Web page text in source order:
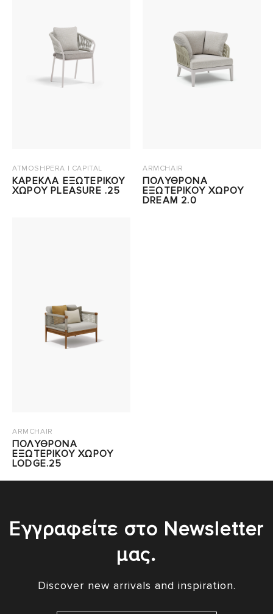
ATMOSHPERA | CAPITAL
ΚΑΡΕΚΛΑ ΕΞΩΤΕΡΙΚΟΥ
ΧΩΡΟΥ PLEASURE .25
ARMCHAIR
ΠΟΛΥΘΡΟΝΑ
ΕΞΩΤΕΡΙΚΟΥ ΧΩΡΟΥ
DREAM 2.0
ARMCHAIR
ΠΟΛΥΘΡΟΝΑ
ΕΞΩΤΕΡΙΚΟΥ ΧΩΡΟΥ
LODGE.25
Εγγραφείτε στο Newsletter
μας.
Discover new arrivals and inspiration.